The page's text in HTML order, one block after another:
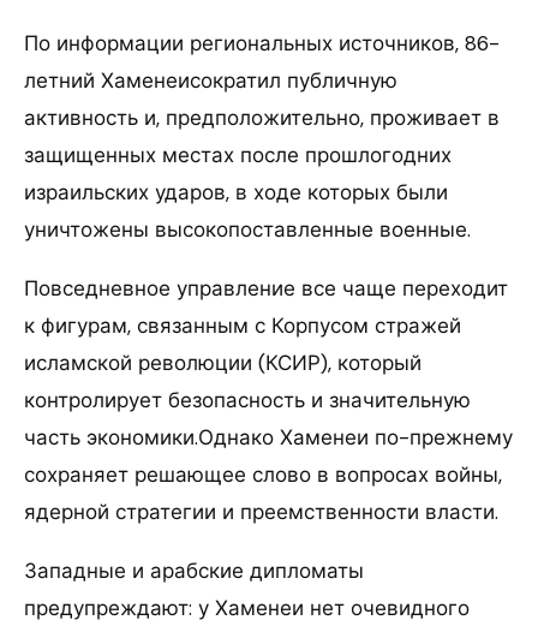
По информации региональных источников, 86-
летний Хаменеисократил публичную
активность и, предположительно, проживает в
защищенных местах после прошлогодних
израильских ударов, в ходе которых были
уничтожены высокопоставленные военные.
Повседневное управление все чаще переходит
к фигурам, связанным с Корпусом стражей
исламской революции (КСИР), который
контролирует безопасность и значительную
часть экономики.Однако Хаменеи по-прежнему
сохраняет решающее слово в вопросах войны,
ядерной стратегии и преемственности власти.
Западные и арабские дипломаты
предупреждают: у Хаменеи нет очевидного